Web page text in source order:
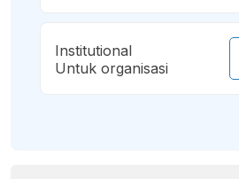
Institutional
Untuk organisasi